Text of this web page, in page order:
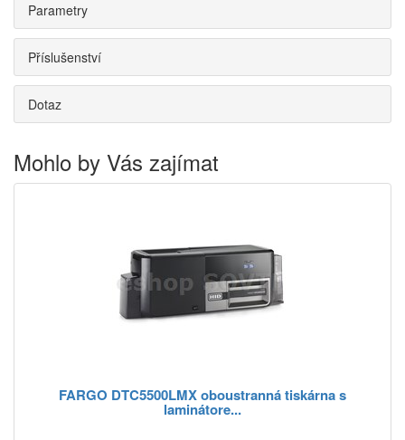
Parametry
Příslušenství
Dotaz
Mohlo by Vás zajímat
FARGO DTC5500LMX oboustranná tiskárna s
laminátore...